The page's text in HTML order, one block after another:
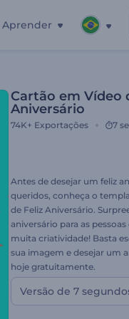
Aprender
Cartão em Vídeo
Aniversário
74K+ Exportações 7
Antes de desejar um feliz
queridos, conheça o
de Feliz Aniversário.
aniversário para as
muita criatividade! Basta
sua imagem e desejar um
hoje gratuitamente.
Versão de 7